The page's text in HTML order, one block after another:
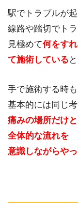
駅でトラブルが
線路や踏切でト
見極めて何をす
て施術している
手で施術する時も
基本的には同じ
痛みの場所だけ
全体的な流れを
意識しながらや